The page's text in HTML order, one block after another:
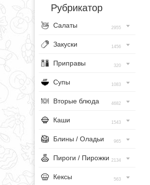
Рубрикатор
Салаты 2955
Закуски 1456
Приправы 320
Супы 1083
Вторые блюда 4682
Каши 1543
Блины / Оладьи 965
Пироги / Пирожки 2134
Кексы 563